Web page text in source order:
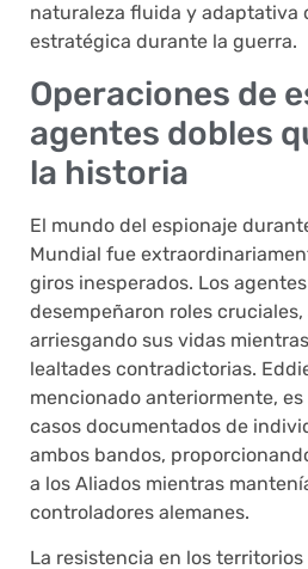
naturaleza fluida y adaptativa
estratégica durante la guerra.
Operaciones de
agentes dobles
la historia
El mundo del espionaje
Mundial fue
giros inesperados. Los
desempeñaron roles
arriesgando sus vidas
lealtades contradictorias.
mencionado anteriormente,
casos documentados de
ambos bandos,
a los Aliados mientras
controladores alemanes.
La resistencia en los